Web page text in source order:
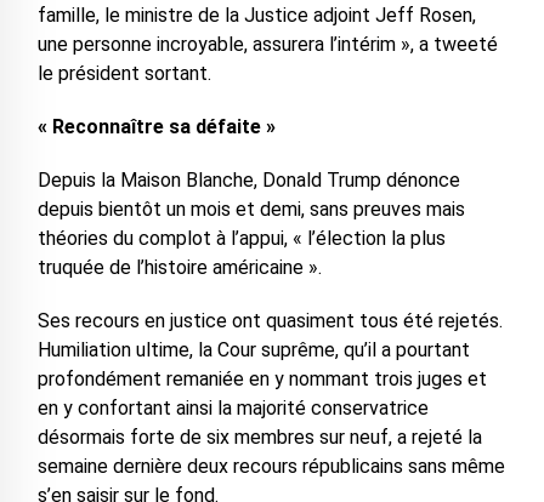
famille, le ministre de la Justice adjoint Jeff Rosen,
une personne incroyable, assurera l’intérim », a tweeté
le président sortant.
« Reconnaître sa défaite »
Depuis la Maison Blanche, Donald Trump dénonce
depuis bientôt un mois et demi, sans preuves mais
théories du complot à l’appui, « l’élection la plus
truquée de l’histoire américaine ».
Ses recours en justice ont quasiment tous été rejetés.
Humiliation ultime, la Cour suprême, qu’il a pourtant
profondément remaniée en y nommant trois juges et
en y confortant ainsi la majorité conservatrice
désormais forte de six membres sur neuf, a rejeté la
semaine dernière deux recours républicains sans même
s’en saisir sur le fond.